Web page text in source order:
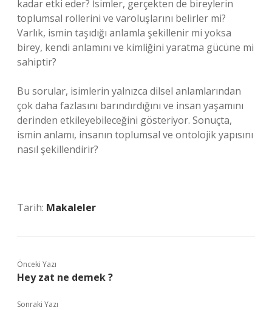
kadar etki eder? İsimler, gerçekten de bireylerin
toplumsal rollerini ve varoluşlarını belirler mi?
Varlık, ismin taşıdığı anlamla şekillenir mi yoksa
birey, kendi anlamını ve kimliğini yaratma gücüne mi
sahiptir?
Bu sorular, isimlerin yalnızca dilsel anlamlarından
çok daha fazlasını barındırdığını ve insan yaşamını
derinden etkileyebileceğini gösteriyor. Sonuçta,
ismin anlamı, insanın toplumsal ve ontolojik yapısını
nasıl şekillendirir?
Tarih: Makaleler
Önceki Yazı
Hey zat ne demek ?
Sonraki Yazı